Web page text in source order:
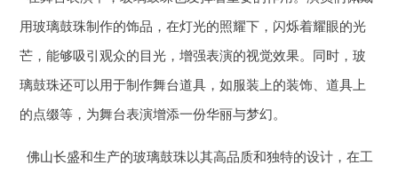
用玻璃鼓珠制作的饰品，在灯光的照耀下，闪烁着耀眼的光
芒，能够吸引观众的目光，增强表演的视觉效果。同时，玻
璃鼓珠还可以用于制作舞台道具，如服装上的装饰、道具上
的点缀等，为舞台表演增添一份华丽与梦幻。
佛山长盛和生产的玻璃鼓珠以其高品质和独特的设计，在工